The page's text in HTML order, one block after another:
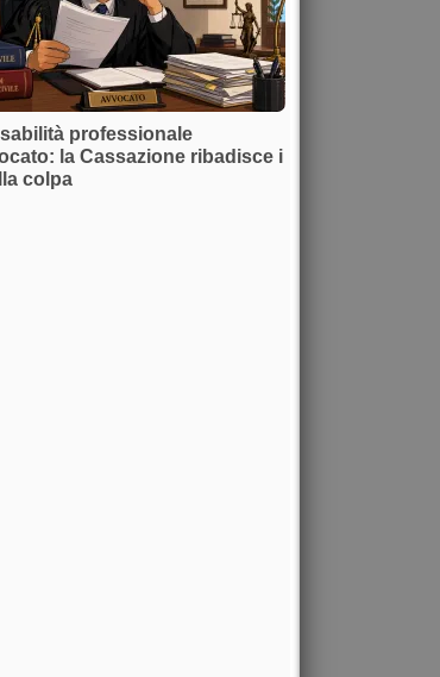
professionale
la Cassazione ribadisce i
colpa